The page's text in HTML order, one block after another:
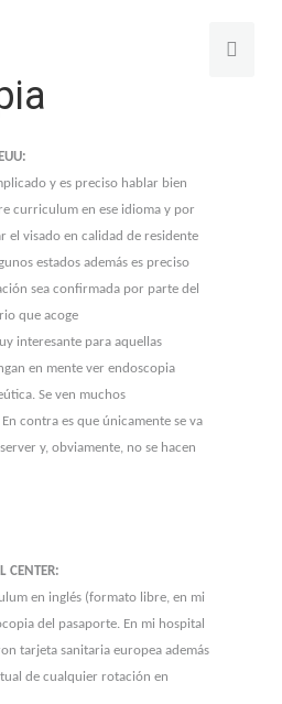
y es preciso hablar bien
curriculum en ese idioma y por
el visado en calidad de residente
estados además es preciso
sea confirmada por parte del
que acoge
interesante para aquellas
en mente ver endoscopia
Se ven muchos
contra es que únicamente se va
y, obviamente, no se hacen
CENTER:
en inglés (formato libre, en mi
del pasaporte. En mi hospital
tarjeta sanitaria europea además
de cualquier rotación en